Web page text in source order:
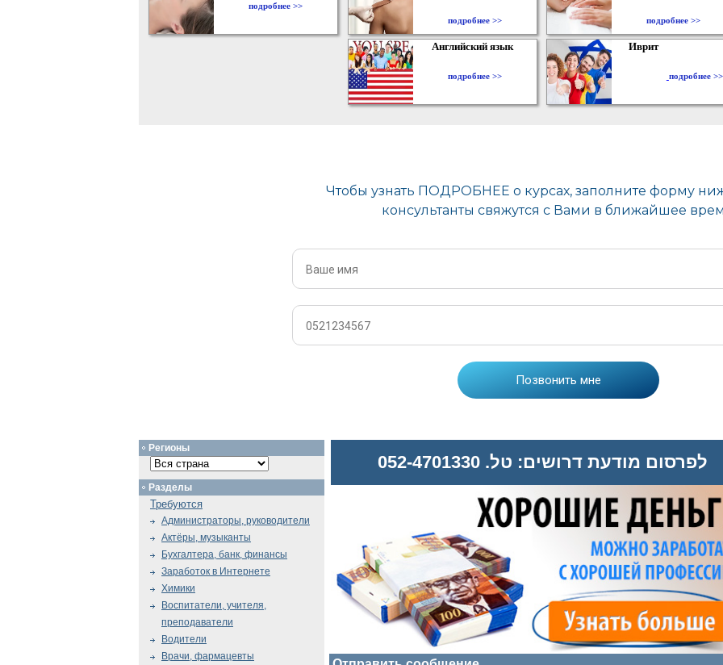
подробнее >>
подробнее >> подробнее >>
Английский язык
подробнее >>
Иврит
подробнее >>
לפרסום מודעת דרושים: טל. 052-4701330
Регионы
Разделы
Требуются
Администраторы, руководители
Актёры, музыканты
Бухгалтера, банк, финансы
Заработок в Интернете
Химики
Воспитатели, учителя,
преподаватели
Водители
Врачи, фармацевты